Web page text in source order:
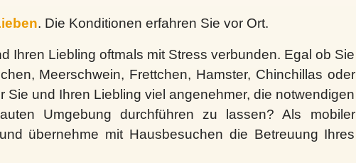
. Die Konditionen erfahren Sie vor Ort.
Ihren Liebling oftmals mit Stress verbunden. Egal ob Sie
Meerschwein, Frettchen, Hamster, Chinchillas oder
Sie und Ihren Liebling viel angenehmer, die notwendigen
Umgebung durchführen zu lassen? Als mobiler
übernehme mit Hausbesuchen die Betreuung Ihres